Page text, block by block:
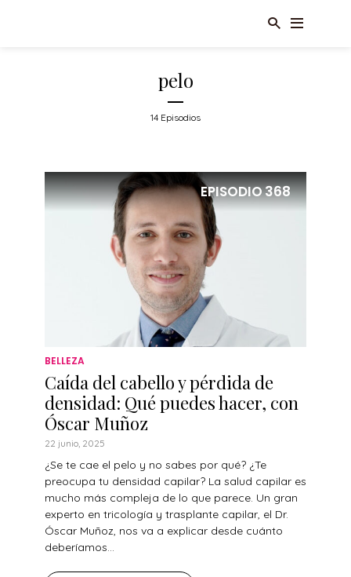
pelo
14 Episodios
EPISODIO368
BELLEZA
Caída del cabello y pérdida de
densidad: Qué puedes hacer, con
Óscar Muñoz
22 junio, 2025
¿Se te cae el pelo y no sabes por qué? ¿Te
preocupa tu densidad capilar? La salud capilar es
mucho más compleja de lo que parece. Un gran
experto en tricología y trasplante capilar, el Dr.
Óscar Muñoz, nos va a explicar desde cuánto
deberíamos...